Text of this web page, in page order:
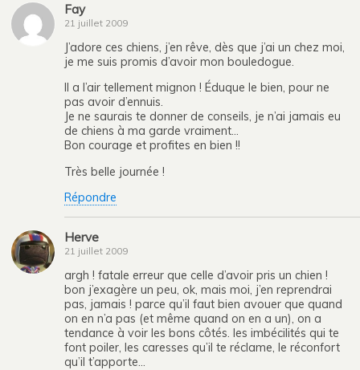
Fay
21 juillet 2009
J’adore ces chiens, j’en rêve, dès que j’ai un chez moi,
je me suis promis d’avoir mon bouledogue.
Il a l’air tellement mignon ! Éduque le bien, pour ne
pas avoir d’ennuis.
Je ne saurais te donner de conseils, je n’ai jamais eu
de chiens à ma garde vraiment…
Bon courage et profites en bien !!
Très belle journée !
Répondre
Herve
21 juillet 2009
argh ! fatale erreur que celle d’avoir pris un chien !
bon j’exagère un peu, ok, mais moi, j’en reprendrai
pas, jamais ! parce qu’il faut bien avouer que quand
on en n’a pas (et même quand on en a un), on a
tendance à voir les bons côtés. les imbécilités qui te
font poiler, les caresses qu’il te réclame, le réconfort
qu’il t’apporte…